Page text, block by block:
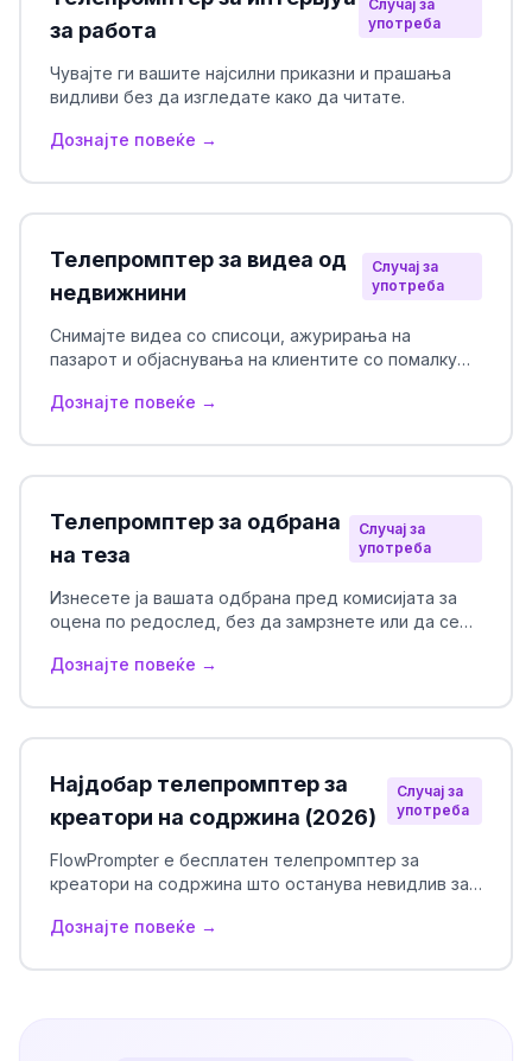
за работа
Случај за
употреба
Чувајте ги вашите најсилни приказни и прашања
видливи без да изгледате како да читате.
Дознајте повеќе →
Телепромптер за видеа од
недвижнини
Случај за
употреба
Снимајте видеа со списоци, ажурирања на
пазарот и објаснувања на клиентите со помалку
Дознајте повеќе →
Телепромптер за одбрана
на теза
Случај за
употреба
Изнесете ја вашата одбрана пред комисијата за
оцена по редослед, без да замрзнете или да се
Дознајте повеќе →
Најдобар телепромптер за
креатори на содржина (2026)
Случај за
употреба
FlowPrompter е бесплатен телепромптер за
креатори на содржина што останува невидлив за
видеоповици — го читате сценариото гледајќи
Дознајте повеќе →